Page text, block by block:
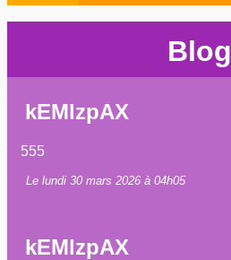
Blog
kEMlzpAX
555
Le lundi 30 mars 2026 à 04h05
kEMlzpAX